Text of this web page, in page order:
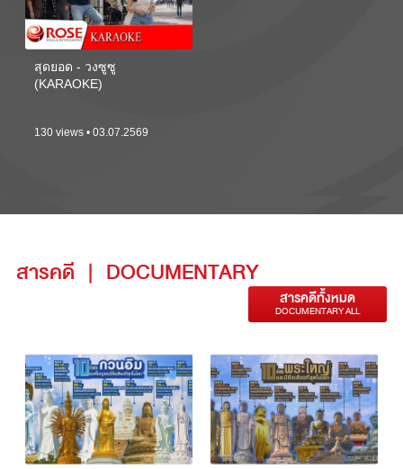
สุดยอด - วงซูซู
(KARAOKE)
130 views • 03.07.2569
สารคดี | DOCUMENTARY
สารคดีทั้งหมด
DOCUMENTARY ALL